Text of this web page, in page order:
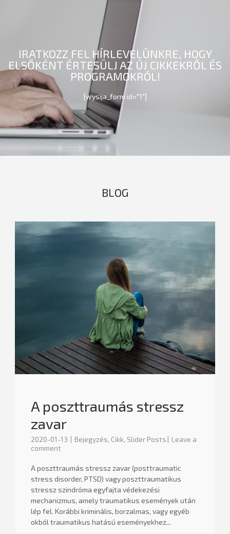
IRATKOZZ FEL HÍRLEVELÜNKRE, HOGY
ELSŐKÉNT ÉRTESÜLJ AZ ÚJ CIKKEKRŐL ÉS
PROGRAMOKRÓL!
[wysija_form id="1"]
BLOG
A poszttraumás stressz
zavar
2020-01-13 Bejegyzés, Cikk, Slider Posts
Leave a
comment
A poszttraumás stressz zavar (posttraumatic
stress disorder, PTSD) vagy poszttraumatikus
stressz szindróma egyfajta védekezési
mechanizmus, amely traumatikus események után
lép fel. Korábbi kriminális, borzalmas, vagy egyéb
okból traumatikus hatású eseményekhez...